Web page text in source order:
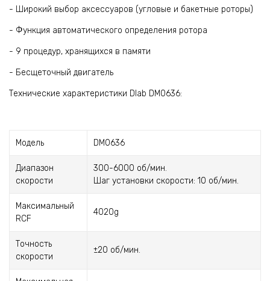
- Широкий выбор аксессуаров (угловые и бакетные роторы)
- Функция автоматического определения ротора
- 9 процедур, хранящихся в памяти
- Бесщеточный двигатель
Технические характеристики Dlab DM0636:
Модель DM0636
Диапазон
скорости
300-6000 об/мин.
Шаг установки скорости: 10 об/мин.
Максимальный
RCF
4020g
Точность
скорости
±20 об/мин.